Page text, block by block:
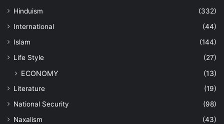
Hinduism
(332)
International
(44)
Islam
(144)
Life Style
(27)
ECONOMY (13)
Literature
(19)
National Security
(98)
Naxalism
(43)